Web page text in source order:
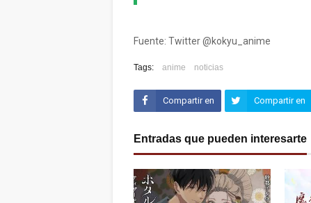
Fuente: Twitter @kokyu_anime
Tags: anime noticias
Compartir en Compartir en
Entradas que pueden interesarte